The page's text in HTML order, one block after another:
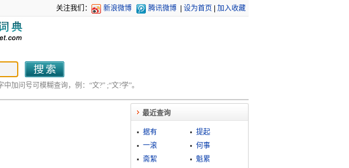
关注我们： 新浪微博 腾讯微博 设为首页 加入收藏
加问号可模糊查询，例：“文?” ;“文?学”。
最近查询
据有
提起
一滚
何事
斋絜
魁累